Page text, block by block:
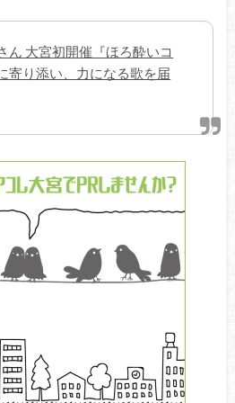
ん 大宮初開催『ほろ酔いコ
寄り添い、力になる歌を届